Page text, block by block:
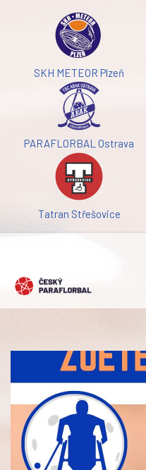
SKH METEOR Plzeň
PARAFLORBAL Ostrava
Tatran Střešovice
obsah